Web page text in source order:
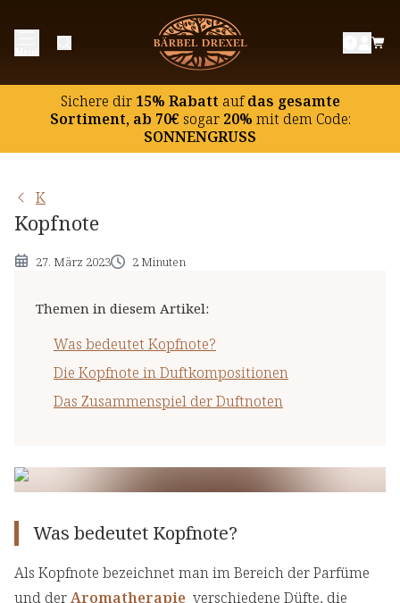
Sichere dir15% Rabatt aufdas gesamte
Sortiment, ab 70€ sogar20% mit dem Code:
SONNENGRUSS
K
Kopfnote
27. März 2023 2 Minuten
Themen in diesem Artikel:
Was bedeutet Kopfnote?
Die Kopfnote in Duftkompositionen
Das Zusammenspiel der Duftnoten
Was bedeutet Kopfnote?
Die Kopfnote in Duftkompositionen
Das Zusammenspiel der Duftnoten
Was bedeutet Kopfnote?
Als Kopfnote bezeichnet man im Bereich der Parfüme
und derAromatherapie verschiedene Düfte, die